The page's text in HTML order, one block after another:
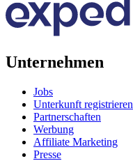
Unternehmen
Jobs
Unterkunft registrieren
Partnerschaften
Werbung
Affiliate Marketing
Presse